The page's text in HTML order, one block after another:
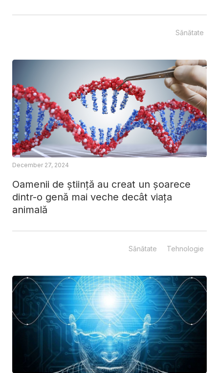
Sănătate
Oamenii de știință au creat un șoarece
dintr-o genă mai veche decât viața
animală
December 27, 2024
Sănătate Tehnologie